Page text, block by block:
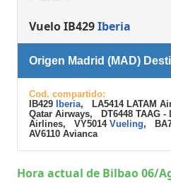
Vuelo IB429Iberia
Origen Madrid (MAD)
Cod. compartido:
IB429
Iberia, LA5414 LATAM
Qatar Airways, DT6448 TAAG -
Airlines, VY5014 Vueling,
AV6110 Avianca
Hora actual de Bilbao 06/